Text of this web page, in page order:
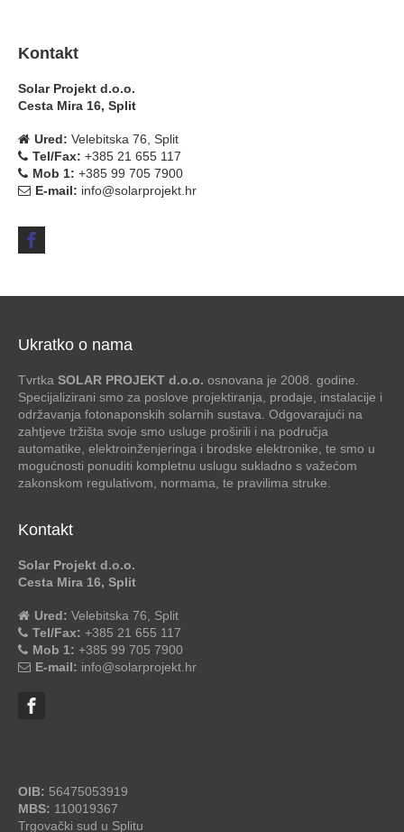
Kontakt
Solar Projekt d.o.o.
Cesta Mira 16, Split
Ured: Velebitska 76, Split
Tel/Fax: +385 21 655 117
Mob 1: +385 99 705 7900
E-mail: info@solarprojekt.hr
Ukratko o nama
Tvrtka SOLAR PROJEKT d.o.o. osnovana je 2008. godine.
Specijalizirani smo za poslove projektiranja, prodaje, instalacije i
održavanja fotonaponskih solarnih sustava. Odgovarajući na
zahtjeve tržišta svoje smo usluge proširili i na područja
automatike, elektroinženjeringa i brodske elektronike, te smo u
mogućnosti ponuditi kompletnu uslugu sukladno s važećom
zakonskom regulativom, normama, te pravilima struke.
Kontakt
Solar Projekt d.o.o.
Cesta Mira 16, Split
Ured: Velebitska 76, Split
Tel/Fax: +385 21 655 117
Mob 1: +385 99 705 7900
E-mail: info@solarprojekt.hr
OIB: 56475053919
MBS: 110019367
Trgovački sud u Splitu